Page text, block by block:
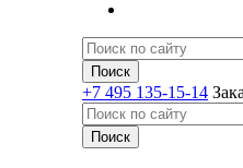
+7 495 135-15-14